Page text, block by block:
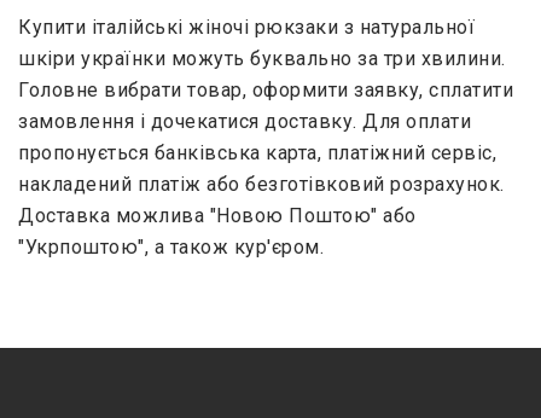
Купити італійські жіночі рюкзаки з натуральної
шкіри українки можуть буквально за три хвилини.
Головне вибрати товар, оформити заявку, сплатити
замовлення і дочекатися доставку. Для оплати
пропонується банківська карта, платіжний сервіс,
накладений платіж або безготівковий розрахунок.
Доставка можлива "Новою Поштою" або
"Укрпоштою", а також кур'єром.